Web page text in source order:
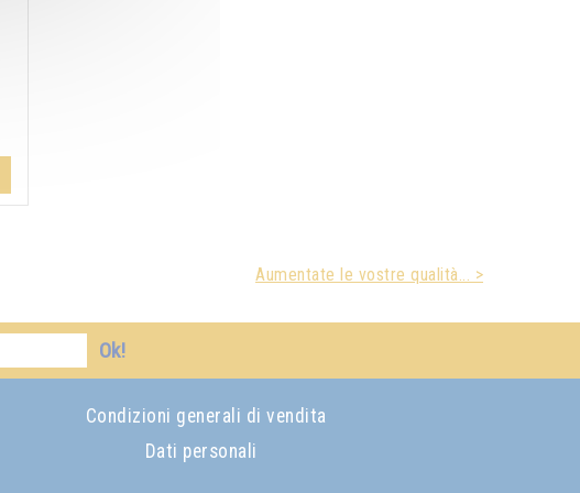
Aumentate le vostre qualità... >
Ok!
Condizioni generali di vendita
Dati personali